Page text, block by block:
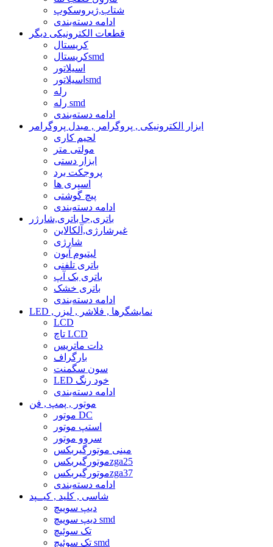
شتاب,ژیروسکوپ
ادامه دسته‌بندی
قطعات الکترونیکی دیگر
کریستال
کریستالsmd
اسیلاتور
اسیلاتورsmd
رله
رله smd
ادامه دسته‌بندی
ابزار الکترونیکی , پروگرامر , مبدل پروگرامر
لحیم کاری
مولتی متر
ابزار دستی
پروجکت برد
اسپری ها
پیچ گوشتی
ادامه دسته‌بندی
باتری,جا باتری,شارژر
غیرشارژی,آلکالاین
شارژی
لیتیوم آیون
باتری تلفنی
باتری بک آپ
باتری خشک
ادامه دسته‌بندی
LED , نمایشگرها , فلاشر , لیزر
LCD
تاچ LCD
دات ماتریس
بارگراف
سون سگمنت
LED خود رنگ
ادامه دسته‌بندی
موتور , پمپ , فن
موتور DC
استپ موتور
سروو موتور
مینی موتورگیربکس
موتورگیربکسzga25
موتورگیربکسzga37
ادامه دسته‌بندی
شاسی , کلید , کیــپد
دیپ سوییچ
دیپ سوییچ smd
تک سوئیچ
تک سوئیچ smd